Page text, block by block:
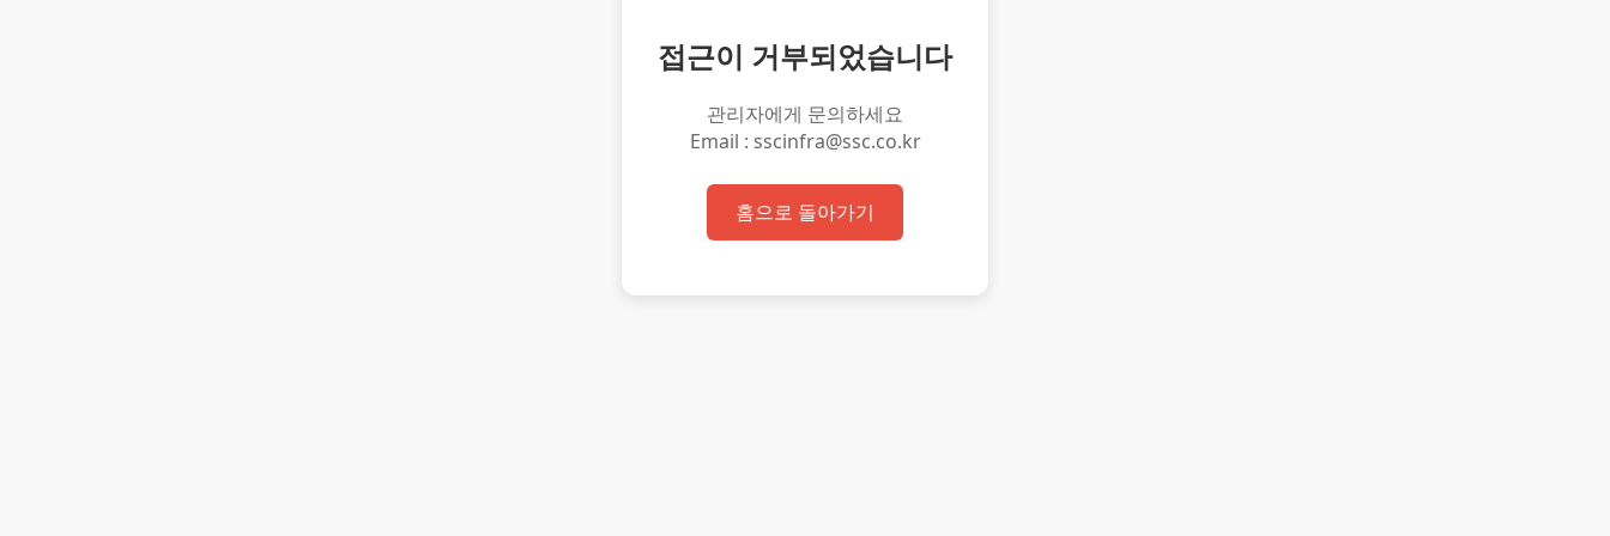
접근이 거부되었습니다
관리자에게 문의하세요
Email : sscinfra@ssc.co.kr
홈으로 돌아가기